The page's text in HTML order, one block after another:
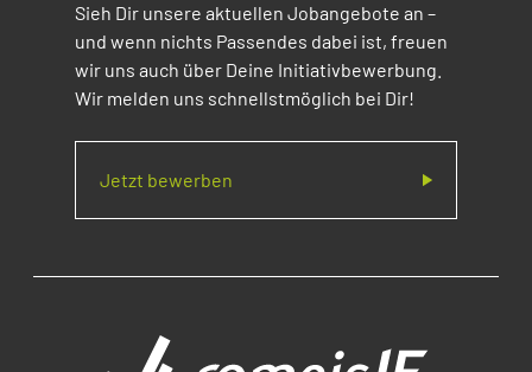
Sieh Dir unsere aktuellen Jobangebote an –
und wenn nichts Passendes dabei ist, freuen
wir uns auch über Deine Initiativbewerbung.
Wir melden uns schnellstmöglich bei Dir!
Jetzt bewerben